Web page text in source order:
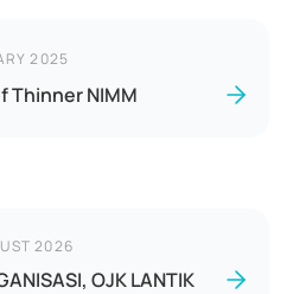
2025
Thinner NIMM
2026
OJK LANTIK